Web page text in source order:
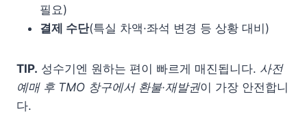
필요)
결제 수단(특실 차액·좌석 변경 등 상황 대비)
TIP. 성수기엔 원하는 편이 빠르게 매진됩니다. 사전
예매 후 TMO 창구에서 환불·재발권이 가장 안전합니
다.